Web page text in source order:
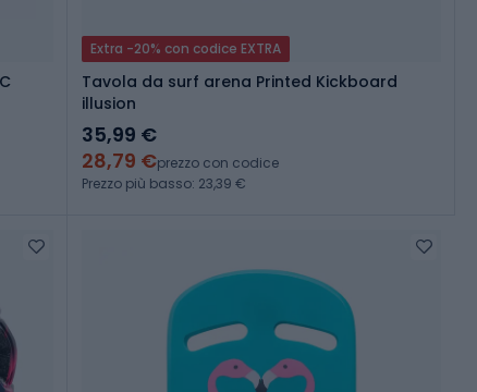
Extra -20% con codice EXTRA
Tavola da surf arena Printed Kickboard
illusion
35,99 €
28,79 €prezzo con codice
Prezzo più basso: 23,39 €